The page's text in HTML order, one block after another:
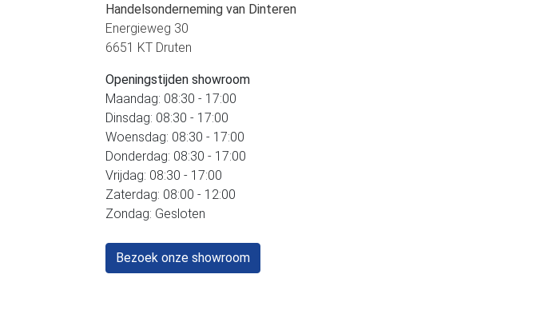
Handelsonderneming van Dinteren
Energieweg 30
6651 KT Druten
Openingstijden showroom
Maandag: 08:30 - 17:00
Dinsdag: 08:30 - 17:00
Woensdag: 08:30 - 17:00
Donderdag: 08:30 - 17:00
Vrijdag: 08:30 - 17:00
Zaterdag: 08:00 - 12:00
Zondag: Gesloten
Bezoek onze showroom